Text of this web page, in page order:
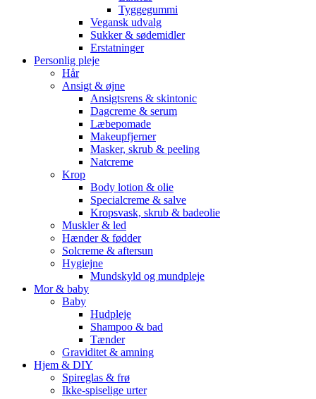
Tyggegummi
Vegansk udvalg
Sukker & sødemidler
Erstatninger
Personlig pleje
Hår
Ansigt & øjne
Ansigtsrens & skintonic
Dagcreme & serum
Læbepomade
Makeupfjerner
Masker, skrub & peeling
Natcreme
Krop
Body lotion & olie
Specialcreme & salve
Kropsvask, skrub & badeolie
Muskler & led
Hænder & fødder
Solcreme & aftersun
Hygiejne
Mundskyld og mundpleje
Mor & baby
Baby
Hudpleje
Shampoo & bad
Tænder
Graviditet & amning
Hjem & DIY
Spireglas & frø
Ikke-spiselige urter